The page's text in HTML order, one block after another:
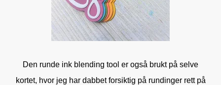
Den runde ink blending tool er også brukt på selve
kortet, hvor jeg har dabbet forsiktig på rundinger rett på